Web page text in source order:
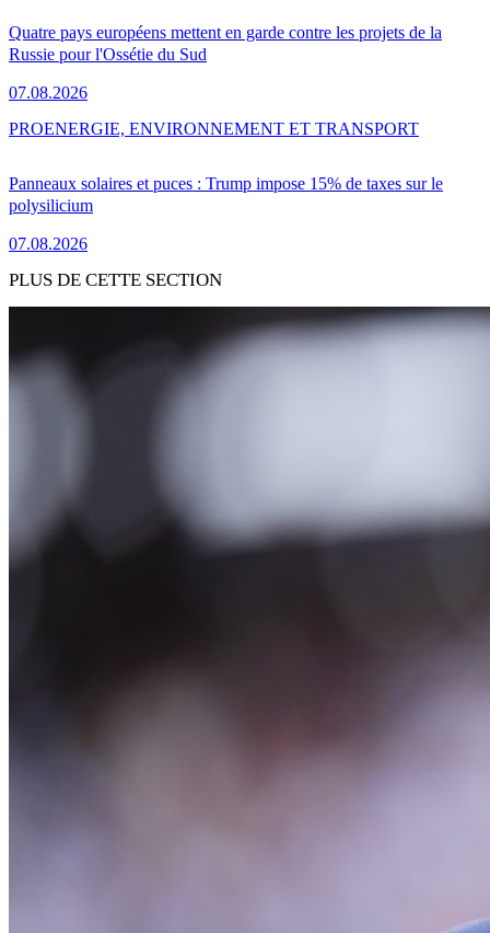
Quatre pays européens mettent en garde contre les projets de la
Russie pour l'Ossétie du Sud
07.08.2026
Panneaux solaires et puces : Trump impose 15% de taxes sur le
polysilicium
07.08.2026
PROENERGIE, ENVIRONNEMENT ET TRANSPORT
PLUS DE CETTE SECTION